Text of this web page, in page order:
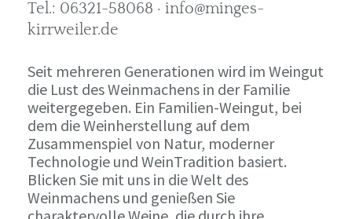
Tel.: 06321-58068 · info@minges-
kirrweiler.de
Seit mehreren Generationen wird im Weingut
die Lust des Weinmachens in der Familie
weitergegeben. Ein Familien-Weingut, bei
dem die Weinherstellung auf dem
Zusammenspiel von Natur, moderner
Technologie und WeinTradition basiert.
Blicken Sie mit uns in die Welt des
Weinmachens und genießen Sie